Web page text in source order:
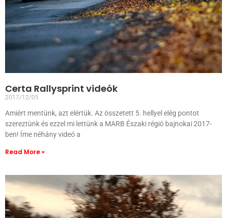
Certa Rallysprint videók
2017/12/05
Amiért mentünk, azt elértük. Az összetett 5. hellyel elég pontot
szereztünk és ezzel mi lettünk a MARB Északi régió bajnokai 2017-
ben! Íme néhány videó a
Read More »